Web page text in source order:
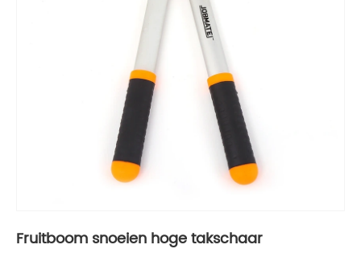
Fruitboom snoeien hoge takschaar